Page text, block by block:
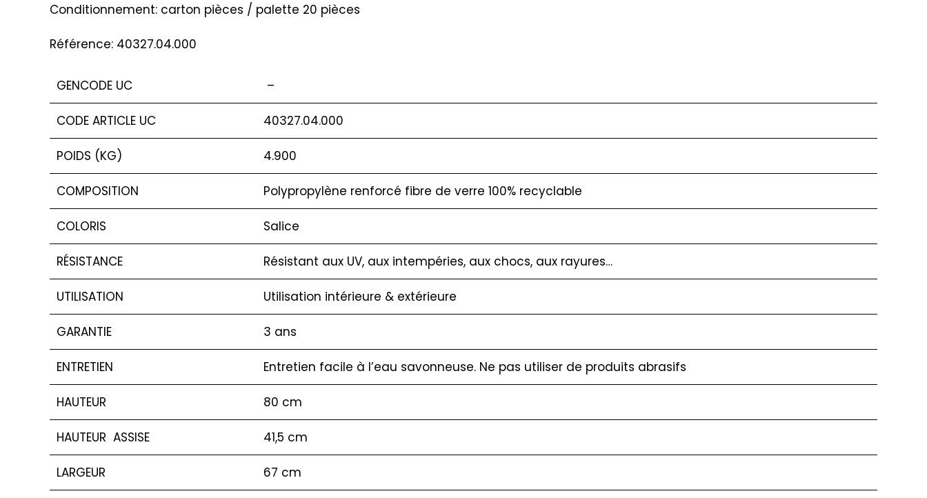
Conditionnement: carton pièces / palette 20 pièces
Référence: 40327.04.000
GENCODE UC –
CODE ARTICLE UC 40327.04.000
POIDS (KG) 4.900
COMPOSITION Polypropylène renforcé fibre de verre 100% recyclable
COLORIS Salice
RÉSISTANCE Résistant aux UV, aux intempéries, aux chocs, aux rayures…
UTILISATION Utilisation intérieure & extérieure
GARANTIE 3 ans
ENTRETIEN Entretien facile à l’eau savonneuse. Ne pas utiliser de produits abrasifs
HAUTEUR 80 cm
HAUTEUR ASSISE 41,5 cm
LARGEUR 67 cm